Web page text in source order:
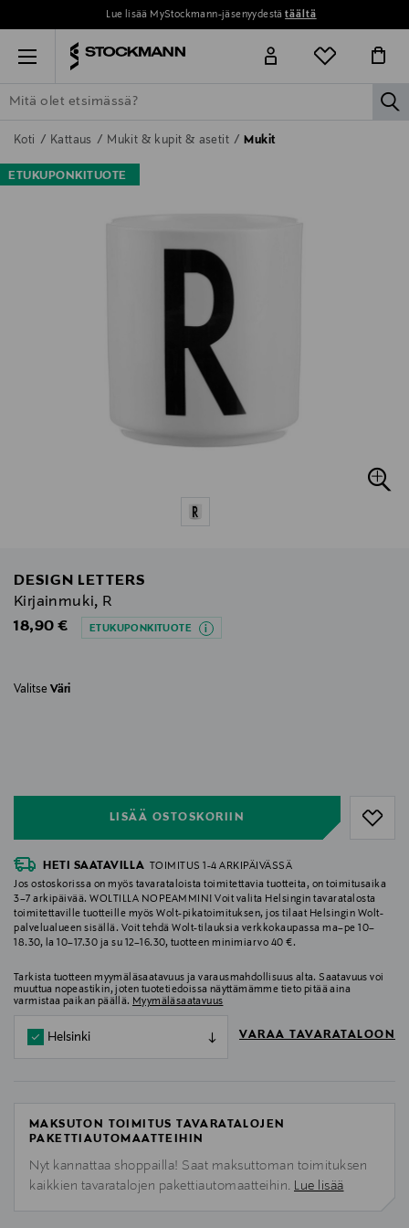
Lue lisää MyStockmann-jäsenyydestätäältä
Menu
ETSI KAIKKI NAISET MIEHET LAPSET
Koti Kattaus Mukit & kupit & asetit Mukit
ETUKUPONKITUOTE
DESIGN LETTERS
Kirjainmuki, R
Original Price
18,90 € ETUKUPONKITUOTE
Valitse Väri
LISÄÄ OSTOSKORIIN
HETI SAATAVILLA
TOIMITUS 1-4 ARKIPÄIVÄSSÄ
Jos ostoskorissa on myös tavarataloista toimitettavia tuotteita, on toimitusaika
3–7 arkipäivää. WOLTILLA NOPEAMMIN! Voit valita Helsingin tavaratalosta
toimitettaville tuotteille myös Wolt-pikatoimituksen, jos tilaat Helsingin Wolt-
palvelualueen sisällä. Voit tehdä Wolt-tilauksia verkkokaupassa ma–pe 10–
18.30, la 10–17.30 ja su 12–16.30, tuotteen minimiarvo 40 €.
Tarkista tuotteen myymäläsaatavuus ja varausmahdollisuus alta. Saatavuus voi
muuttua nopeastikin, joten tuotetiedoissa näyttämämme tieto pitää aina
varmistaa paikan päällä. Myymäläsaatavuus
Helsinki VARAA TAVARATALOON
MAKSUTON TOIMITUS TAVARATALOJEN
PAKETTIAUTOMAATTEIHIN
Nyt kannattaa shoppailla! Saat maksuttoman toimituksen
kaikkien tavaratalojen pakettiautomaatteihin. Lue lisää